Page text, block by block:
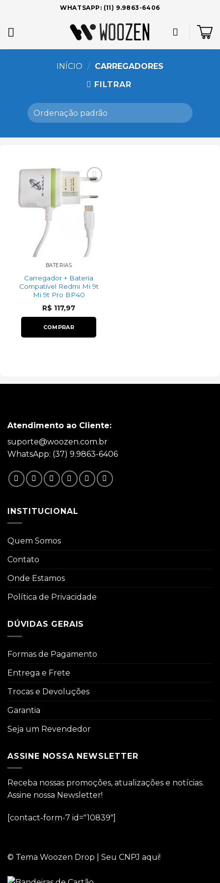
content
WHATSAPP: (11) 9.9863-6406
INÍCIO / CARREGADORES
FILTRAR
wishlist
BATERIAS
Carregador + Bateria
Compatível Redmi Mi 9t
Mi 9t Pro BP40
R$ 117,97
COMPRAR
Atendimento ao Cliente:
suporte@woozen.com.br
WhatsApp: (37) 9.9863-6406
INSTITUCIONAL
Quem Somos
Contato
Onde Estamos
Política de Privacidade
DÚVIDAS GERAIS
Formas de Pagamento
Entrega e Frete
Trocas e Devoluções
Garantia
Seja um Revendedor
ASSINE NOSSA NEWSLETTER
Receba nossas promoções, atualizações e notícias.
Assine nossa Newsletter!
[contact-form-7 id="10839"]
© Tema Woozen Drop | Seu CNPJ aqui!